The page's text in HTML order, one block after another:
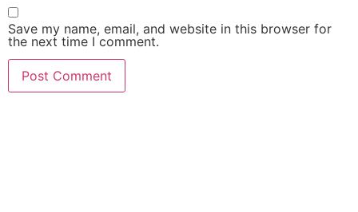
Save my name, email, and website in this browser for
the next time I comment.